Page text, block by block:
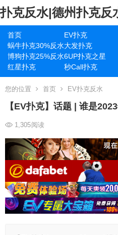
扑克反水|德州扑克反
首页 EV扑克
蜗牛扑克30%反水大发扑克
博狗扑克25%反水6UP扑克之星
红星扑克
秒Call扑克
您的位置 首页 EV扑克反水
【EV扑克】话题 | 谁是
1,305阅读